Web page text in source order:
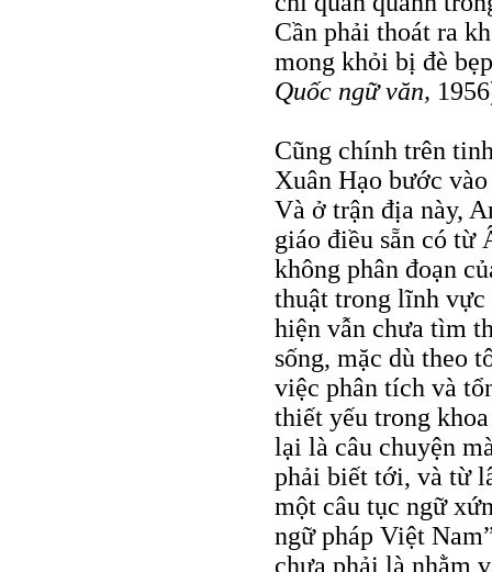
Cần phải thoát ra
mong khỏi bị đè
Quốc ngữ văn,
Cũng chính trên
Xuân Hạo bước
Và ở trận địa này,
giáo điều sẵn có từ
không phân đoạn
thuật trong lĩnh
hiện vẫn chưa tìm
sống, mặc dù theo
việc phân tích và
thiết yếu trong
lại là câu chuyện
phải biết tới, và từ
một câu tục ngữ
ngữ pháp Việt
chưa phải là nhằm